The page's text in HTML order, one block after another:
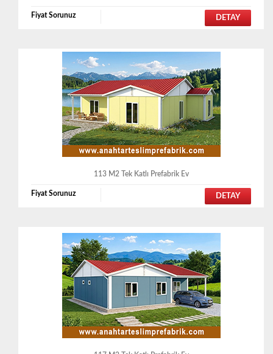
Fiyat Sorunuz DETAY
113 M2 Tek Katlı Prefabrik Ev
Fiyat Sorunuz DETAY